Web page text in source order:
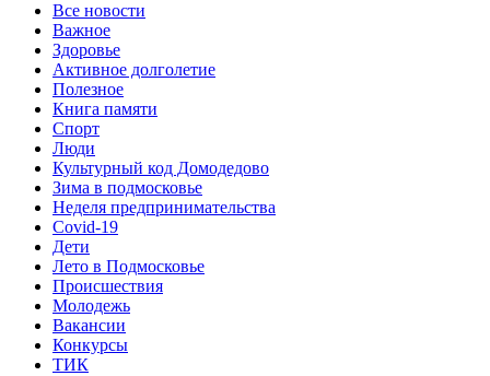
Все новости
Важное
Здоровье
Активное долголетие
Полезное
Книга памяти
Спорт
Люди
Культурный код Домодедово
Зима в подмосковье
Неделя предпринимательства
Covid-19
Дети
Лето в Подмосковье
Происшествия
Молодежь
Вакансии
Конкурсы
ТИК